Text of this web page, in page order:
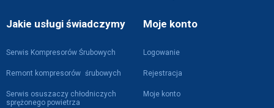
Jakie usługi świadczymy
Serwis Kompresorów Śrubowych
Remont kompresorów śrubowych
Serwis osuszaczy chłodniczych
sprężonego powietrza
Moje konto
Logowanie
Rejestracja
Moje konto